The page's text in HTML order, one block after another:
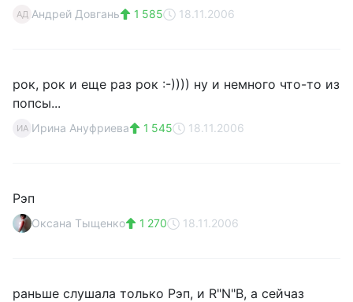
АД Андрей Довгань 1 585 18.11.2006
рок, рок и еще раз рок :-)))) ну и немного что-то из
попсы...
ИА Ирина Ануфриева 1 545 18.11.2006
Рэп
Оксана Тыщенко 1 270 18.11.2006
раньше слушала только Рэп, и R"N"B, а сейчаз